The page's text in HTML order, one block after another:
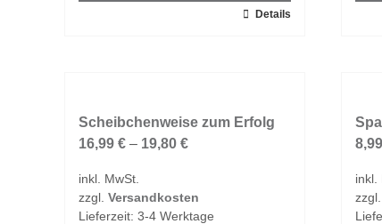
auf.
Die
können
auf
Details
auf.
Die
auf
Scheibchenweise zum Erfolg
16,99 € – 19,80 €
inkl. MwSt.
zzgl. Versandkosten
Lieferzeit: 3-4 Werktage
8,99
inkl.
zzgl.